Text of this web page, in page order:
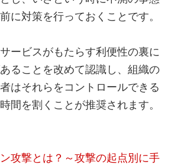
に対策を行っておくことです。
ービスがもたらす利便性の裏に
ることを改めて認識し、組織の
はそれらをコントロールできる
間を割くことが推奨されます。
攻撃とは？～攻撃の起点別に手